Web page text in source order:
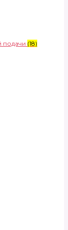
подачи (18)